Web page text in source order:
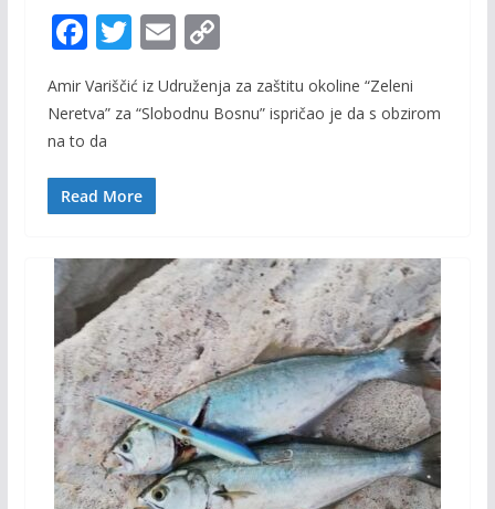
F
ac
e
b
o
o
T
w
itt
E
m
ai
C
p
Amir Variščić iz Udruženja za zaštitu okoline “Zeleni
Neretva” za “Slobodnu Bosnu” ispričao je da s obzirom
na to da
Read More